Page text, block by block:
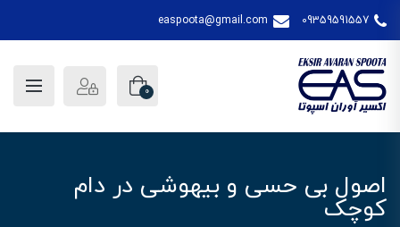
09359591557
easpoota@gmail.com
0
اصول بی حسی و بیهوشی در دام
کوچک